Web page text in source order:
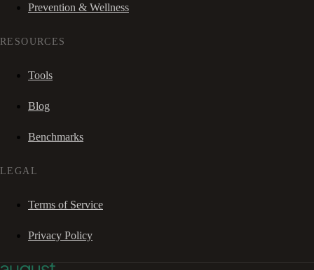
Prevention & Wellness
RESOURCES
Tools
Blog
Benchmarks
LEGAL
Terms of Service
Privacy Policy